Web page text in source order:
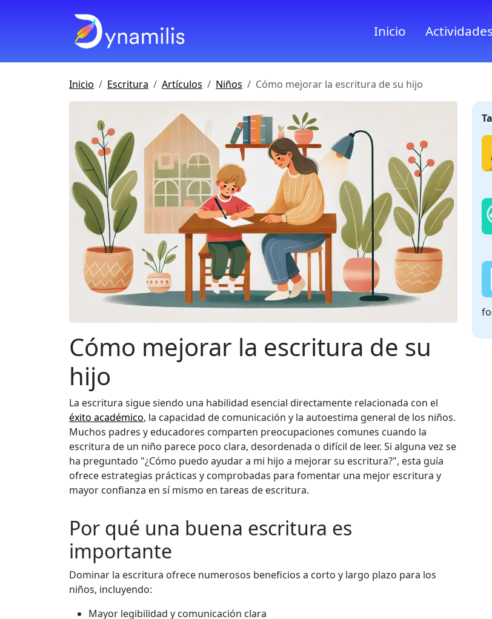
Inicio Actividades
Inicio Escritura Artículos Niños Cómo mejorar la escritura de su hijo
Cómo mejorar la escritura de su
hijo
La escritura sigue siendo una habilidad esencial directamente relacionada con el
éxito académico, la capacidad de comunicación y la autoestima general de los niños.
Muchos padres y educadores comparten preocupaciones comunes cuando la
escritura de un niño parece poco clara, desordenada o difícil de leer. Si alguna vez se
ha preguntado "¿Cómo puedo ayudar a mi hijo a mejorar su escritura?", esta guía
ofrece estrategias prácticas y comprobadas para fomentar una mejor escritura y
mayor confianza en sí mismo en tareas de escritura.
Por qué una buena escritura es
importante
Dominar la escritura ofrece numerosos beneficios a corto y largo plazo para los
niños, incluyendo:
Mayor legibilidad y comunicación clara